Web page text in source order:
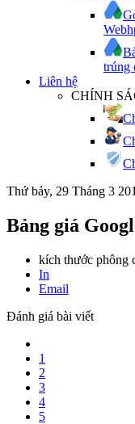
trúng
Liên hệ
CHÍNH
Thứ bảy, 29 Tháng 3
Bảng giá
kích thước phông
In
Email
Đánh giá bài viết
1
2
3
4
5